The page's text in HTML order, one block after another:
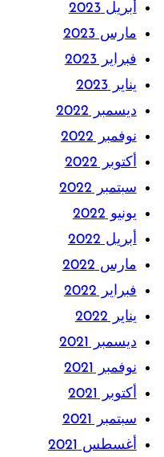
أبريل 2023
مارس 2023
فبراير 2023
يناير 2023
ديسمبر 2022
نوفمبر 2022
أكتوبر 2022
سبتمبر 2022
يونيو 2022
أبريل 2022
مارس 2022
فبراير 2022
يناير 2022
ديسمبر 2021
نوفمبر 2021
أكتوبر 2021
سبتمبر 2021
أغسطس 2021